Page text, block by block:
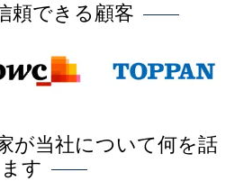
頼できる顧客
が当社について何を話
す